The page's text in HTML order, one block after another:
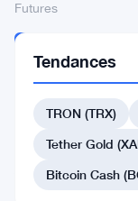
Futures
DES
ALTCOINS
Résurgence
XRP
Tendances
TRON (TRX)
Tether Gold
Bitcoin Cash